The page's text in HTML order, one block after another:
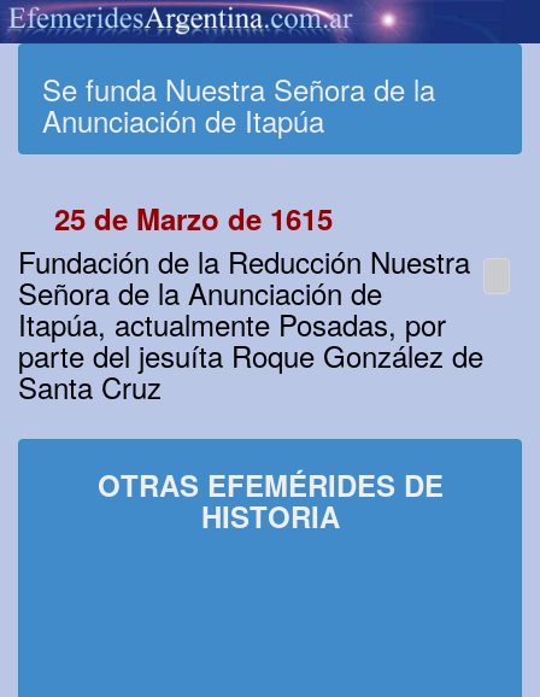
Se funda Nuestra Señora de la
Anunciación de Itapúa
25 de Marzo de 1615
Fundación de la Reducción Nuestra
Señora de la Anunciación de
Itapúa, actualmente Posadas, por
parte del jesuíta Roque González de
Santa Cruz
OTRAS EFEMÉRIDES DE
HISTORIA